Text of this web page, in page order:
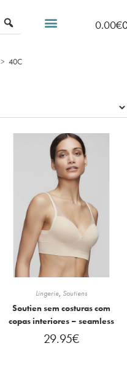
0.00€
> 40C
Lingerie, Soutiens
Soutien sem costuras com
copas interiores – seamless
29.95€